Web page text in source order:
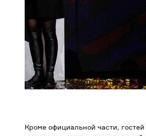
Кроме официальной части,